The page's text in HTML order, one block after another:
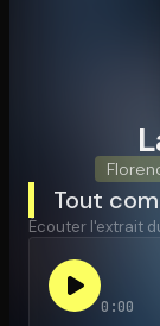
Tout
Écouter l'extrait
0:00